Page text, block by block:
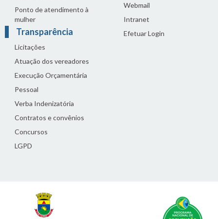
Ponto de atendimento à
mulher
Transparência
Licitações
Atuação dos vereadores
Execução Orçamentária
Pessoal
Verba Indenizatória
Contratos e convênios
Concursos
LGPD
Webmail
Intranet
Efetuar Login